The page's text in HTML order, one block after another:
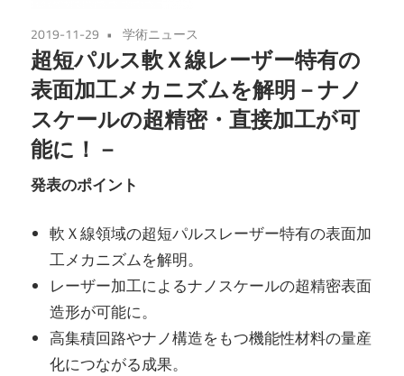
2019-11-29 学術ニュース
超短パルス軟Ｘ線レーザー特有の
表面加工メカニズムを解明－ナノ
スケールの超精密・直接加工が可
能に！－
発表のポイント
軟Ｘ線領域の超短パルスレーザー特有の表面加
工メカニズムを解明。
レーザー加工によるナノスケールの超精密表面
造形が可能に。
高集積回路やナノ構造をもつ機能性材料の量産
化につながる成果。